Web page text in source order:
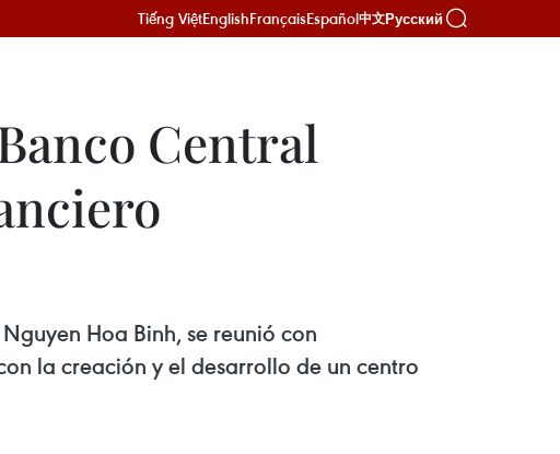
Tiếng ViệtEnglishFrançaisEspañol中文Русский
Central
Hoa Binh, se reunió con
la creación y el desarrollo de un centro